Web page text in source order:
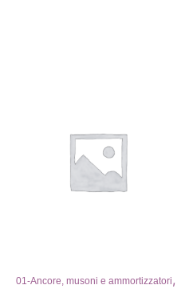
01-Ancore, musoni e ammortizzatori,